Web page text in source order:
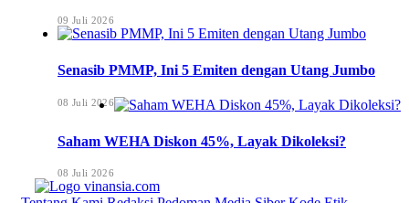
09 Juli 2026
Senasib PMMP, Ini 5 Emiten dengan Utang Jumbo
08 Juli 2026
Saham WEHA Diskon 45%, Layak Dikoleksi?
08 Juli 2026